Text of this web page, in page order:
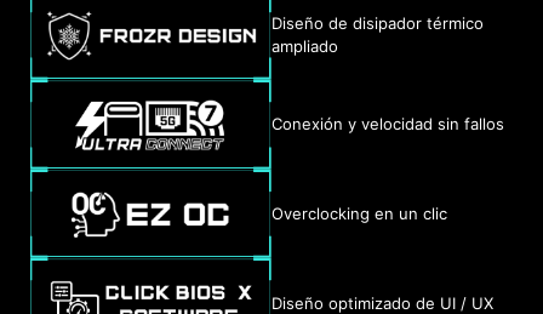
Diseño de disipador térmico
ampliado
Conexión y velocidad sin fallos
Overclocking en un clic
Diseño optimizado de UI / UX